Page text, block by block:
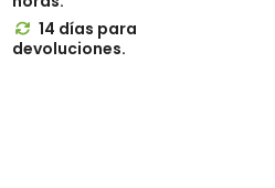
 14 días para
devoluciones.